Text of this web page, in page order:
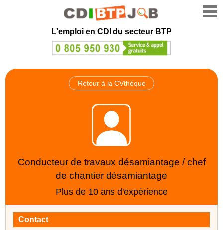
L'emploi en CDI du secteur BTP
Retour à la CVthèque
Conducteur de travaux désamiantage / chef
de chantier désamiantage
Plus de 10 ans d'expérience
Contact